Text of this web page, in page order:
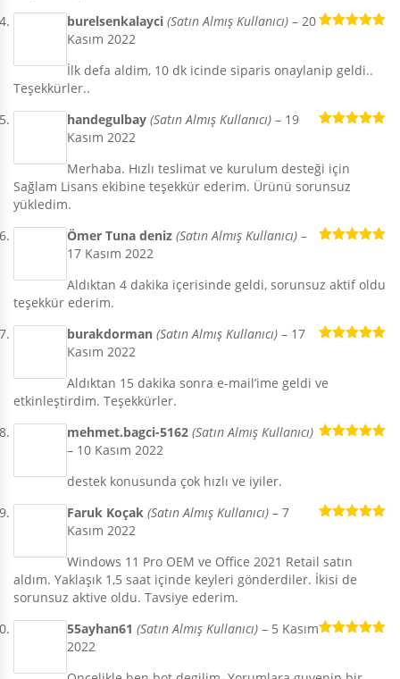
burelsenkalayci (Satın Almış Kullanıcı) – 20
Kasım 2022
İlk defa aldim, 10 dk icinde siparis onaylanip geldi..
Teşekkürler..
handegulbay (Satın Almış Kullanıcı) – 19
Kasım 2022
Merhaba. Hızlı teslimat ve kurulum desteği için
Sağlam Lisans ekibine teşekkür ederim. Ürünü sorunsuz
yükledim.
Ömer Tuna deniz (Satın Almış Kullanıcı) –
17 Kasım 2022
Aldıktan 4 dakika içerisinde geldi, sorunsuz aktif oldu
teşekkür ederim.
burakdorman (Satın Almış Kullanıcı) – 17
Kasım 2022
Aldıktan 15 dakika sonra e-mail’ime geldi ve
etkinleştirdim. Teşekkürler.
mehmet.bagci-5162 (Satın Almış Kullanıcı)
– 10 Kasım 2022
destek konusunda çok hızlı ve iyiler.
Faruk Koçak (Satın Almış Kullanıcı) – 7
Kasım 2022
Windows 11 Pro OEM ve Office 2021 Retail satın
aldım. Yaklaşık 1,5 saat içinde keyleri gönderdiler. İkisi de
sorunsuz aktive oldu. Tavsiye ederim.
55ayhan61 (Satın Almış Kullanıcı) – 5 Kasım
2022